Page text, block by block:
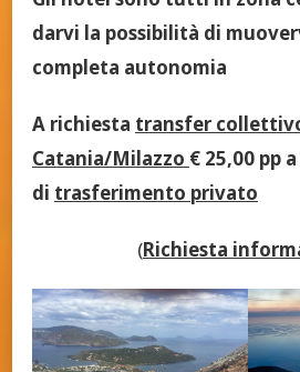
darvi la possibilità di
completa autonomia
A richiesta transfer
Catania/Milazzo € 25,00 pp
di trasferimento privato
(Richiesta